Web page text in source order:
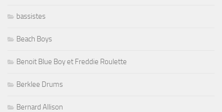
bassistes
Beach Boys
Benoit Blue Boy et Freddie Roulette
Berklee Drums
Bernard Allison